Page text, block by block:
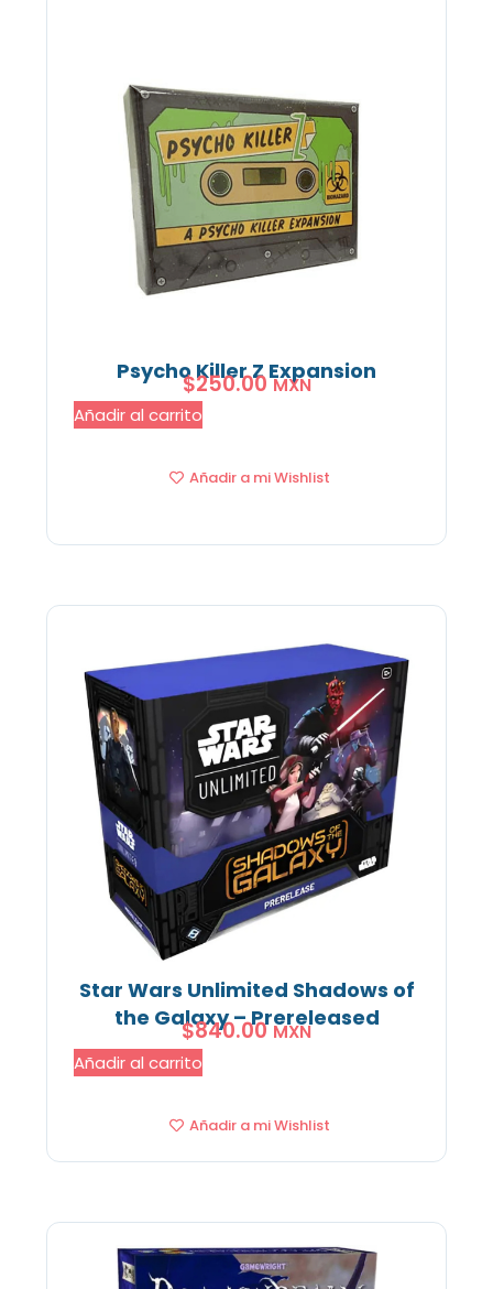
Psycho Killer Z Expansion
$250.00 MXN
Añadir al carrito
Añadir a mi Wishlist
Star Wars Unlimited Shadows of
the Galaxy – Prereleased
$840.00 MXN
Añadir al carrito
Añadir a mi Wishlist